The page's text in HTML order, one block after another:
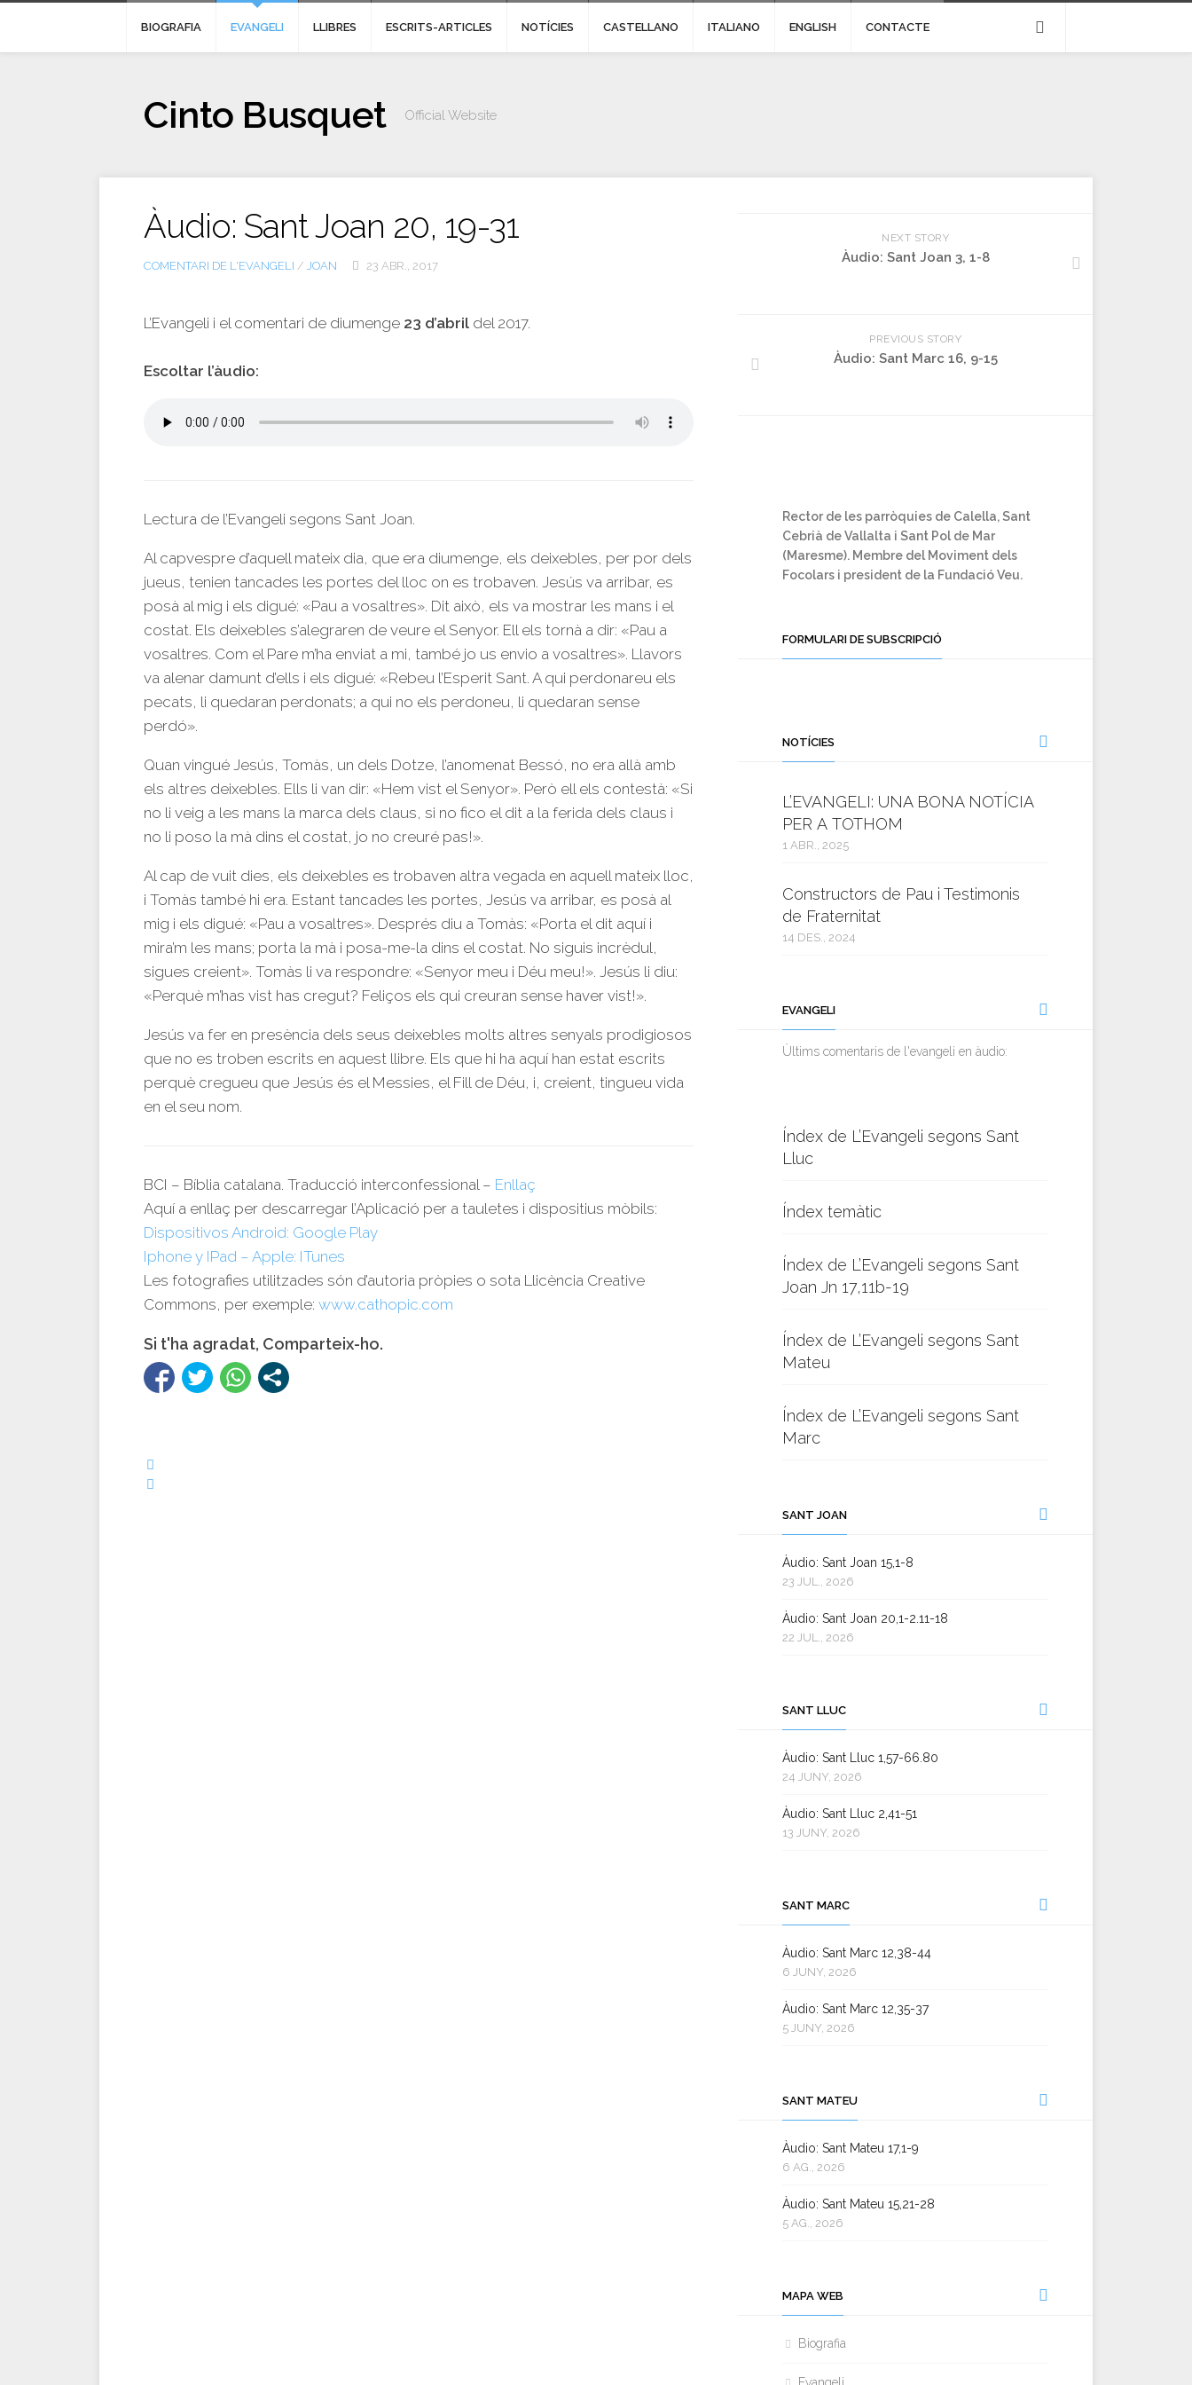
BIOGRAFIA EVANGELI LLIBRES ESCRITS-ARTICLES NOTÍCIES CASTELLANO ITALIANO ENGLISH CONTACTE
Cinto Busquet Official Website
Àudio: Sant Joan 20, 19-31
COMENTARI DE L'EVANGELI / JOAN 23 ABR., 2017
L’Evangeli i el comentari de diumenge 23 d’abril del 2017.
Escoltar l’àudio:
Lectura de l’Evangeli segons Sant Joan.
Al capvespre d’aquell mateix dia, que era diumenge, els deixebles, per por dels
jueus, tenien tancades les portes del lloc on es trobaven. Jesús va arribar, es
posà al mig i els digué: «Pau a vosaltres». Dit això, els va mostrar les mans i el
costat. Els deixebles s’alegraren de veure el Senyor. Ell els tornà a dir: «Pau a
vosaltres. Com el Pare m’ha enviat a mi, també jo us envio a vosaltres». Llavors
va alenar damunt d’ells i els digué: «Rebeu l’Esperit Sant. A qui perdonareu els
pecats, li quedaran perdonats; a qui no els perdoneu, li quedaran sense
perdó».
Quan vingué Jesús, Tomàs, un dels Dotze, l’anomenat Bessó, no era allà amb
els altres deixebles. Ells li van dir: «Hem vist el Senyor». Però ell els contestà: «Si
no li veig a les mans la marca dels claus, si no fico el dit a la ferida dels claus i
no li poso la mà dins el costat, jo no creuré pas!».
Al cap de vuit dies, els deixebles es trobaven altra vegada en aquell mateix lloc,
i Tomàs també hi era. Estant tancades les portes, Jesús va arribar, es posà al
mig i els digué: «Pau a vosaltres». Després diu a Tomàs: «Porta el dit aquí i
mira’m les mans; porta la mà i posa-me-la dins el costat. No siguis incrèdul,
sigues creient». Tomàs li va respondre: «Senyor meu i Déu meu!». Jesús li diu:
«Perquè m’has vist has cregut? Feliços els qui creuran sense haver vist!».
Jesús va fer en presència dels seus deixebles molts altres senyals prodigiosos
que no es troben escrits en aquest llibre. Els que hi ha aquí han estat escrits
perquè cregueu que Jesús és el Messies, el Fill de Déu, i, creient, tingueu vida
en el seu nom.
BCI – Bíblia catalana. Traducció interconfessional – Enllaç
Aquí a enllaç per descarregar l’Aplicació per a tauletes i dispositius mòbils:
Dispositivos Android: Google Play
Iphone y IPad – Apple: ITunes
Les fotografies utilitzades són d’autoria pròpies o sota Llicència Creative
Commons, per exemple: www.cathopic.com
Si t'ha agradat, Comparteix-ho.
NEXT STORY
Àudio: Sant Joan 3, 1-8
PREVIOUS STORY
Àudio: Sant Marc 16, 9-15
Rector de les parròquies de Calella, Sant
Cebrià de Vallalta i Sant Pol de Mar
(Maresme). Membre del Moviment dels
Focolars i president de la Fundació Veu.
FORMULARI DE SUBSCRIPCIÓ
NOTÍCIES
L’EVANGELI: UNA BONA NOTÍCIA
PER A TOTHOM
1 ABR., 2025
Constructors de Pau i Testimonis
de Fraternitat
14 DES., 2024
EVANGELI
Ùltims comentaris de l'evangeli en àudio:
Índex de L’Evangeli segons Sant
Lluc
Índex temàtic
Índex de L’Evangeli segons Sant
Joan Jn 17,11b-19
Índex de L’Evangeli segons Sant
Mateu
Índex de L’Evangeli segons Sant
Marc
SANT JOAN
Àudio: Sant Joan 15,1-8
23 JUL., 2026
Àudio: Sant Joan 20,1-2.11-18
22 JUL., 2026
SANT LLUC
Àudio: Sant Lluc 1,57-66.80
24 JUNY, 2026
Àudio: Sant Lluc 2,41-51
13 JUNY, 2026
SANT MARC
Àudio: Sant Marc 12,38-44
6 JUNY, 2026
Àudio: Sant Marc 12,35-37
5 JUNY, 2026
SANT MATEU
Àudio: Sant Mateu 17,1-9
6 AG., 2026
Àudio: Sant Mateu 15,21-28
5 AG., 2026
MAPA WEB
Biografia